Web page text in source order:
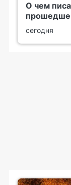
О чем
сегодня